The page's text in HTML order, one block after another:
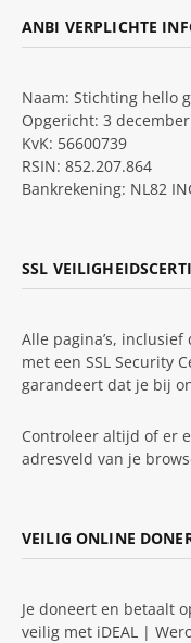
ANBI VERPLICHTE
Naam: Stichting hello
Opgericht: 3
KvK: 56600739
RSIN: 852.207.864
Bankrekening: NL82
SSL
Alle pagina’s,
met een SSL Security
garandeert dat je bij
Controleer altijd of er
adresveld van je
VEILIG ONLINE
Je doneert en betaalt
veilig met iDEAL |